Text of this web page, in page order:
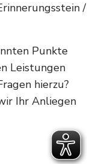
/
Punkte
Leistungen
hierzu?
Ihr Anliegen